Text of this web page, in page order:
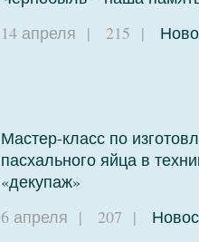
14 апреля | 215 |
Мастер-класс по
пасхального яйца в
«декупаж»
6 апреля | 207 |